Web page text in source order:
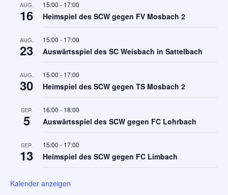
AUG.
16
15:00 - 17:00
Heimspiel des SCW gegen FV Mosbach 2
AUG.
23
15:00 - 17:00
Auswärtsspiel des SC Weisbach in Sattelbach
AUG.
30
15:00 - 17:00
Heimspiel des SCW gegen TS Mosbach 2
SEP.
5
16:00 - 18:00
Auswärtsspiel des SCW gegen FC Lohrbach
SEP.
13
15:00 - 17:00
Heimspiel des SCW gegen FC Limbach
Kalender anzeigen